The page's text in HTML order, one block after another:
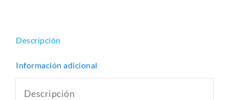
Descripción
Información adicional
Descripción